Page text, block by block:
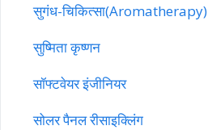
सुगंध-चिकित्सा(Aromatherapy)
सुष्मिता कृष्णन
सॉफ्टवेयर इंजीनियर
सोलर पैनल रीसाइक्लिंग